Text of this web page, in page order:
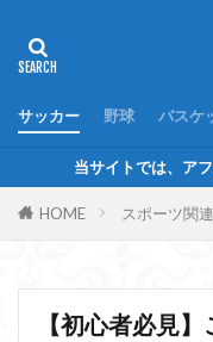
サッカー 野球 バスケ
当サイトでは、ア
HOME スポーツ関連
【初心者必見